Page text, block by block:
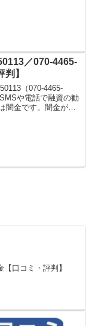
／070-4465-
】
（070-4465-
や電話で融資の勧
闇金です。闇金が運
口コミ・評判】